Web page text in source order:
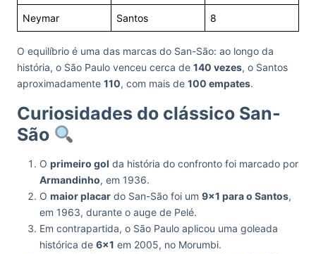
Neymar Santos 8
O equilíbrio é uma das marcas do San-São: ao longo da
história, o São Paulo venceu cerca de 140 vezes, o Santos
aproximadamente 110, com mais de 100 empates.
Curiosidades do clássico San-
São
O primeiro gol da história do confronto foi marcado por
Armandinho, em 1936.
O maior placar do San-São foi um 9×1 para o Santos,
em 1963, durante o auge de Pelé.
Em contrapartida, o São Paulo aplicou uma goleada
histórica de 6×1 em 2005, no Morumbi.